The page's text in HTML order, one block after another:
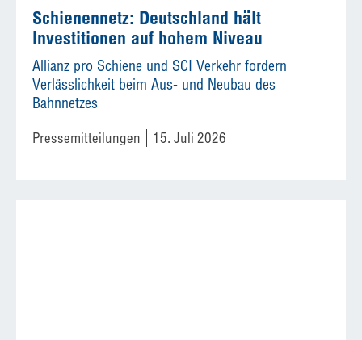
Schienennetz: Deutschland hält
Investitionen auf hohem Niveau
Allianz pro Schiene und SCI Verkehr fordern
Verlässlichkeit beim Aus- und Neubau des
Bahnnetzes
Pressemitteilungen 15. Juli 2026